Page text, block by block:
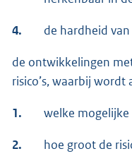
4. de hardheid
de ontwikkelingen
risico’s, waarbij wordt
1. welke mogelijke
2. hoe groot de